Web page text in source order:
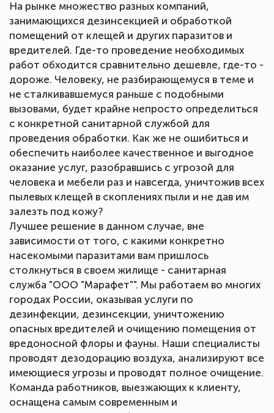
На рынке множество разных компаний,
занимающихся дезинсекцией и обработкой
помещений от клещей и других паразитов и
вредителей. Где-то проведение необходимых
работ обходится сравнительно дешевле, где-то -
дороже. Человеку, не разбирающемуся в теме и
не сталкивавшемуся раньше с подобными
вызовами, будет крайне непросто определиться
с конкретной санитарной службой для
проведения обработки. Как же не ошибиться и
обеспечить наиболее качественное и выгодное
оказание услуг, разобравшись с угрозой для
человека и мебели раз и навсегда, уничтожив всех
пылевых клещей в скоплениях пыли и не дав им
залезть под кожу?
Лучшее решение в данном случае, вне
зависимости от того, с какими конкретно
насекомыми паразитами вам пришлось
столкнуться в своем жилище - санитарная
служба "ООО "Марафет"". Мы работаем во многих
городах России, оказывая услуги по
дезинфекции, дезинсекции, уничтожению
опасных вредителей и очищению помещения от
вредоносной флоры и фауны. Наши специалисты
проводят дезодорацию воздуха, анализируют все
имеющиеся угрозы и проводят полное очищение.
Команда работников, выезжающих к клиенту,
оснащена самым современным и